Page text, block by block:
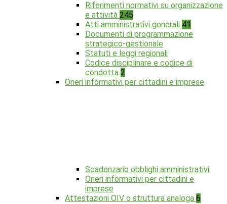
Riferimenti normativi su organizzazione
e attività 245
Atti amministrativi generali 41
Documenti di programmazione
strategico-gestionale
Statuti e leggi regionali
Codice disciplinare e codice di
condotta 2
Oneri informativi per cittadini e imprese
Scadenzario obblighi amministrativi
Oneri informativi per cittadini e
imprese
Attestazioni OIV o struttura analoga 6